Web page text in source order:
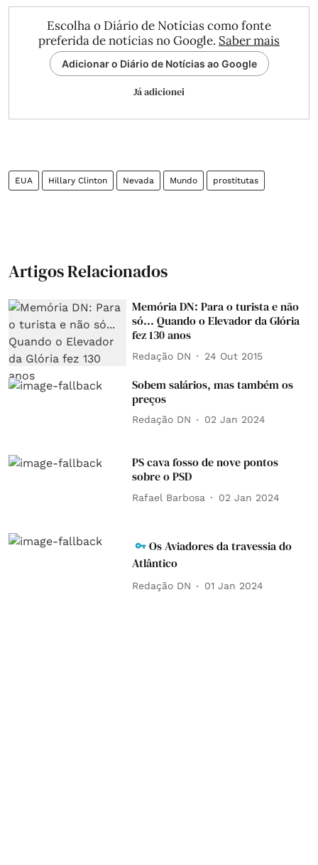
Escolha o Diário de Notícias como fonte
preferida de notícias no Google. Saber mais
Adicionar o Diário de Notícias ao Google
Já adicionei
EUA Hillary Clinton Nevada Mundo prostitutas
Artigos Relacionados
Memória DN: Para o turista e não
só... Quando o Elevador da Glória
fez 130 anos
Redação DN 24 Out 2015
Sobem salários, mas também os
preços
Redação DN 02 Jan 2024
PS cava fosso de nove pontos
sobre o PSD
Rafael Barbosa 02 Jan 2024
Os Aviadores da travessia do
Atlântico
Redação DN 01 Jan 2024